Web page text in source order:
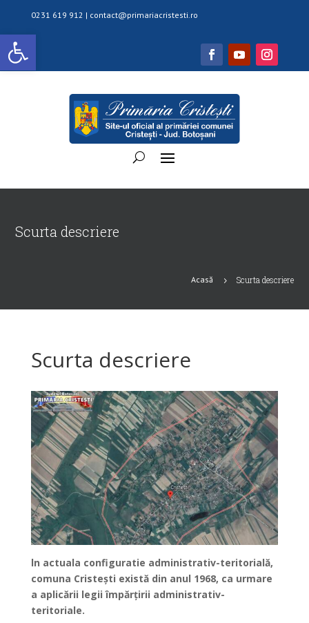
Deschide bara de unelte
0231 619 912 | contact@primariacristesti.ro
Scurta descriere
Acasă 5 Scurta descriere
Scurta descriere
ln actuala configuratie administrativ-teritorială,
comuna Cristeşti există din anul 1968, ca urmare
a aplicării legii împărţirii administrativ-
teritoriale.